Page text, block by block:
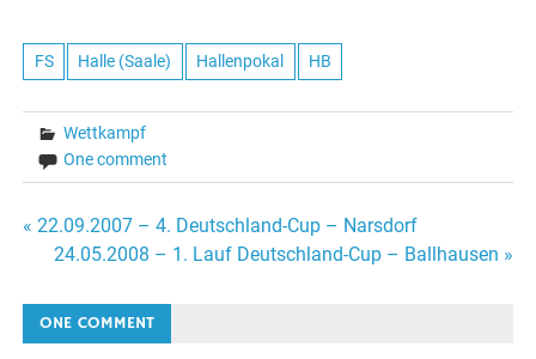
FS Halle (Saale) Hallenpokal HB
Wettkampf
One comment
Beitragsnavigation
« 22.09.2007 – 4. Deutschland-Cup – Narsdorf
24.05.2008 – 1. Lauf Deutschland-Cup – Ballhausen »
ONE COMMENT